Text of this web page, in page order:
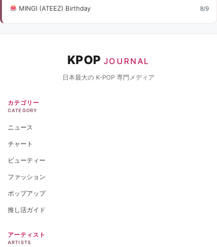
MINGI (ATEEZ) Birthday 8/9
KPOP JOURNAL
日本最大の K-POP 専門メディア
カテゴリー
CATEGORY
ニュース
チャート
ビューティー
ファッション
ポップアップ
推し活ガイド
アーティスト
ARTISTS